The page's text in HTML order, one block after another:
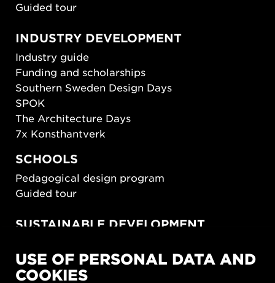
Guided tour
INDUSTRY DEVELOPMENT
Industry guide
Funding and scholarships
Southern Sweden Design Days
SPOK
The Architecture Days
7x Konsthantverk
SCHOOLS
Pedagogical design program
Guided tour
SUSTAINABLE DEVELOPMENT
SUSTAINORDIC
Share Future Living
USE OF PERSONAL DATA AND
COOKIES